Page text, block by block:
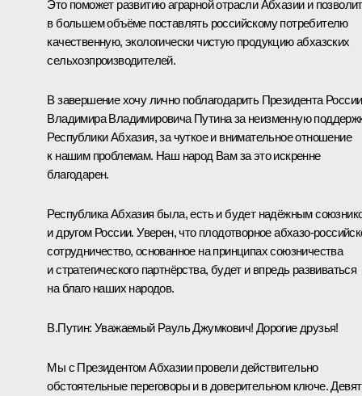
Это поможет развитию аграрной отрасли Абхазии и позволит
в большем объёме поставлять российскому потребителю
качественную, экологически чистую продукцию абхазских
сельхозпроизводителей.
В завершение хочу лично поблагодарить Президента России
Владимира Владимировича Путина за неизменную
Республики Абхазия, за чуткое и внимательное отношение
к нашим проблемам. Наш народ Вам за это искренне
благодарен.
Республика Абхазия была, есть и будет надёжным
и другом России. Уверен, что плодотворное абхазо-
сотрудничество, основанное на принципах союзничества
и стратегического партнёрства, будет и впредь развиваться
на благо наших народов.
В.Путин: Уважаемый Рауль Джумкович! Дорогие друзья!
Мы с Президентом Абхазии провели действительно
обстоятельные переговоры и в доверительном ключе.